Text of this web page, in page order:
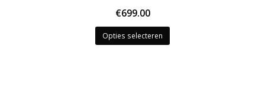
€699.00
Opties selecteren
Dit